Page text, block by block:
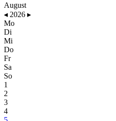
August
◂ 2026 ▸
Mo
Di
Mi
Do
Fr
Sa
So
1
2
3
4